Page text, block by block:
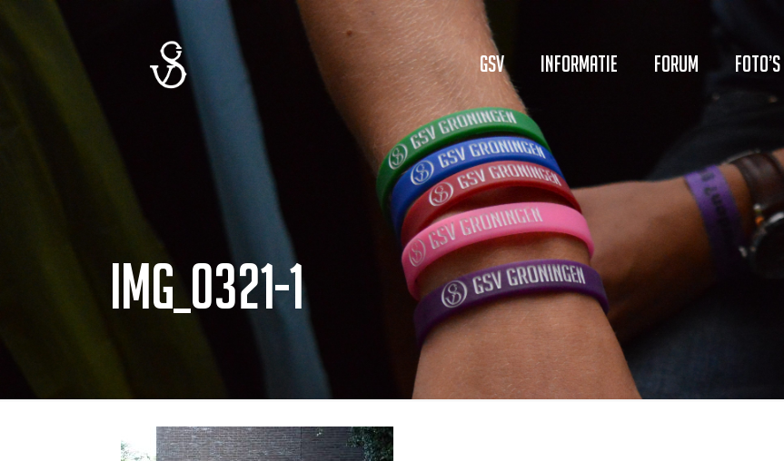
GSV Informatie Forum Foto’s
IMG_0321-1